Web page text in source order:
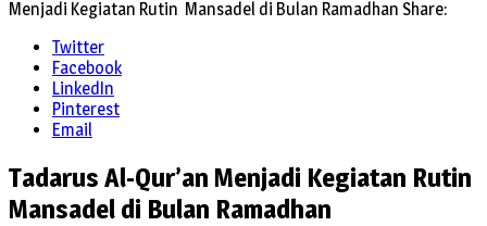
Menjadi Kegiatan Rutin Mansadel di Bulan Ramadhan Share:
Twitter
Facebook
LinkedIn
Pinterest
Email
Tadarus Al-Qur’an Menjadi Kegiatan Rutin
Mansadel di Bulan Ramadhan